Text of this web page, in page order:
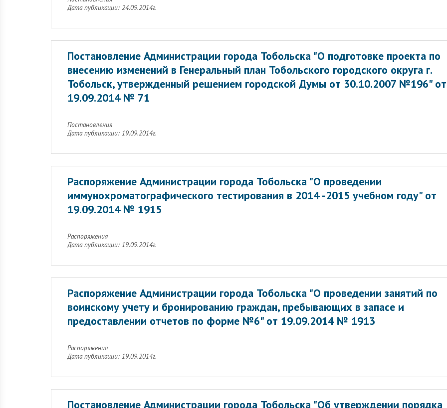
Дата публикации: 24.09.2014г.
Постановление Администрации города Тобольска "О подготовке проекта по
внесению изменений в Генеральный план Тобольского городского округа г.
Тобольск, утвержденный решением городской Думы от 30.10.2007 №196" от
19.09.2014 № 71
Постановления
Дата публикации: 19.09.2014г.
Распоряжение Администрации города Тобольска "О проведении
иммунохроматографического тестирования в 2014 -2015 учебном году" от
19.09.2014 № 1915
Распоряжения
Дата публикации: 19.09.2014г.
Распоряжение Администрации города Тобольска "О проведении занятий по
воинскому учету и бронированию граждан, пребывающих в запасе и
предоставлении отчетов по форме №6" от 19.09.2014 № 1913
Распоряжения
Дата публикации: 19.09.2014г.
Постановление Администрации города Тобольска "Об утверждении порядка